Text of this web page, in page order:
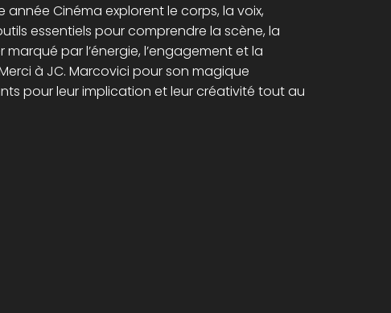
année Cinéma explorent le corps, la voix,
essentiels pour comprendre la scène, la
par l’énergie, l’engagement et la
à JC. Marcovici pour son magique
pour leur implication et leur créativité tout au